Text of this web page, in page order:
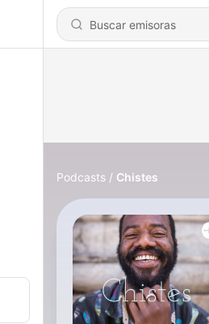
Podcasts Chistes